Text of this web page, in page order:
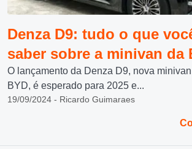
Denza D9: tudo o que
saber sobre a minivan da
O lançamento da Denza D9, nova
BYD, é esperado para 2025 e...
19/09/2024 - Ricardo Guimaraes